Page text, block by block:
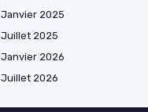
Janvier 2025
Juillet 2025
Janvier 2026
Juillet 2026